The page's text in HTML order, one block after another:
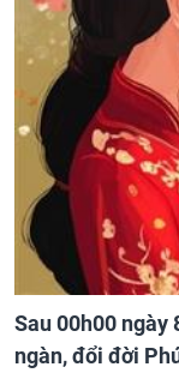
Sau 00h00 ngày
ngàn, đổi đời